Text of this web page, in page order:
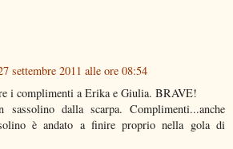
settembre 2011 alle ore 08:54
i complimenti a Erika e Giulia. BRAVE!
dalla scarpa. Complimenti...anche
è andato a finire proprio nella gola di